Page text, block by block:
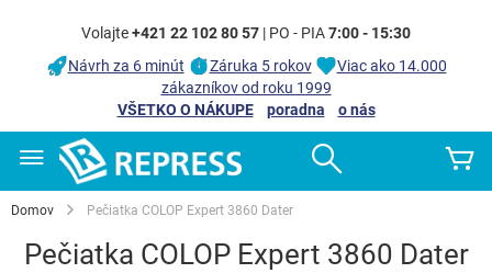
Volajte+421 22 102 80 57 | PO - PIA7:00 - 15:30
Návrh za 6 minút
Záruka 5 rokov
Viac ako 14.000
zákazníkov od roku 1999
VŠETKO O NÁKUPE
poradna
o nás
Domov Pečiatka COLOP Expert 3860 Dater
Pečiatka COLOP Expert 3860 Dater